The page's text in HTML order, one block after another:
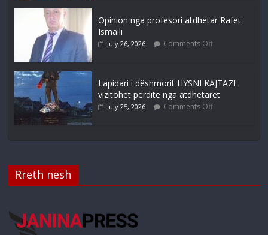
Opinion nga profesori atdhetar Rafet
Ismaili
July 26, 2026 Comments Off
Lapidari i dëshmorit HYSNI KAJTAZI
vizitohet përditë nga atdhetaret
July 25, 2026 Comments Off
Rreth nesh